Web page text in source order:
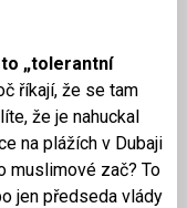
„tolerantní
říkají, že se tam
že je nahuckal
na plážích v Dubaji
muslimové zač? To
jen předseda vlády